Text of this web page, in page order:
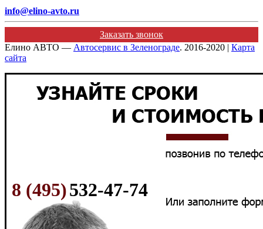
info@elino-avto.ru
Заказать звонок
Елино АВТО — Автосервис в Зеленограде. 2016-2020 | Карта
сайта
8 (495)532-47-74